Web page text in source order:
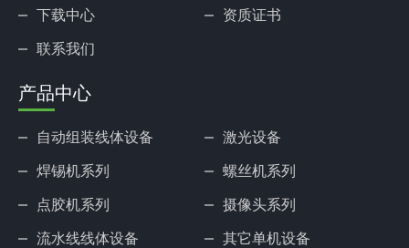
下载中心
资质证书
联系我们
产品中心
自动组装线体设备
激光设备
焊锡机系列
螺丝机系列
点胶机系列
摄像头系列
流水线线体设备
其它单机设备